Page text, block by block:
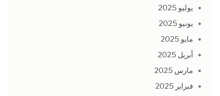
يوليو 2025
يونيو 2025
مايو 2025
أبريل 2025
مارس 2025
فبراير 2025